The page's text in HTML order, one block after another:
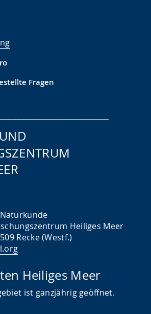
Fragen
Heiliges Meer
Recke (Westf.)
Heiliges Meer
ist ganzjährig geöffnet.